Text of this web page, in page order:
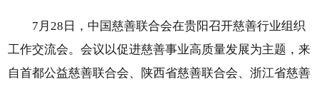
7月28日，中国慈善联合会在贵阳召开慈善行业组织
工作交流会。会议以促进慈善事业高质量发展为主题，来
自首都公益慈善联合会、陕西省慈善联合会、浙江省慈善